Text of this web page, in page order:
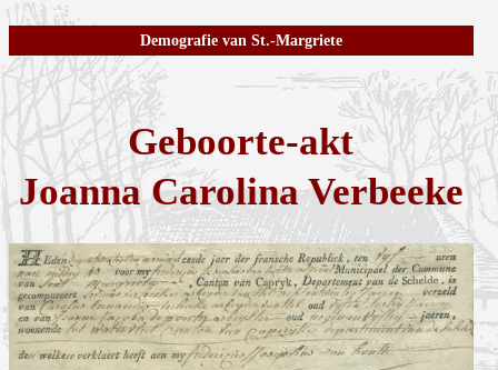
Demografie van St.-Margriete
Geboorte-akt
Joanna Carolina Verbeeke